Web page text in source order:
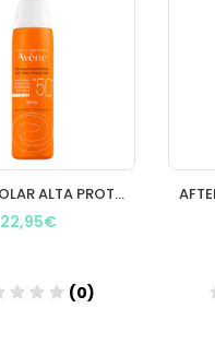
AVENE SOLAR ALTA PROTEC 50+ SPRAY 200 ML
22,95€
(0)